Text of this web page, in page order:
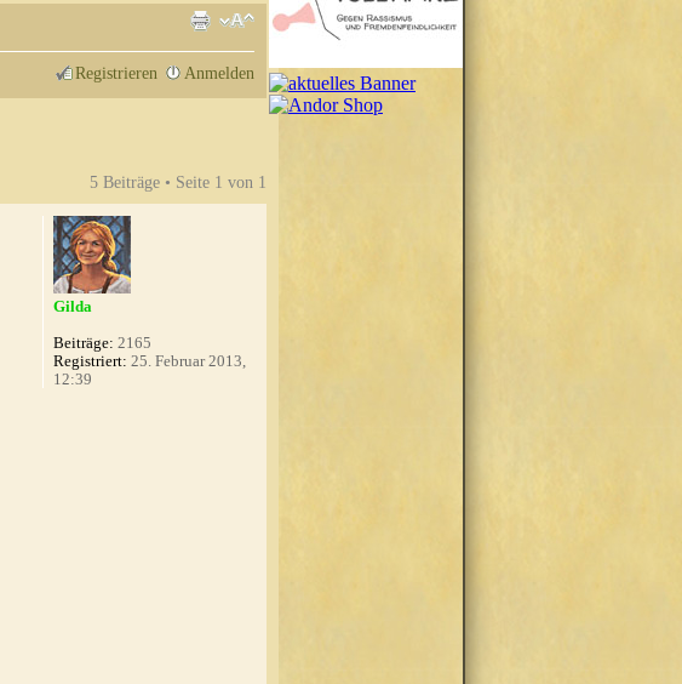
Registrieren Anmelden
5 Beiträge • Seite 1 von 1
Gilda
Beiträge: 2165
Registriert: 25. Februar 2013,
12:39